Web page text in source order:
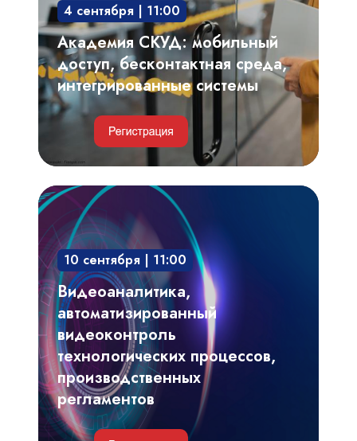
интегрированные
системы
4 сентября | 11:00
Академия СКУД: мобильный
доступ, бесконтактная среда,
интегрированные системы
Видеоаналитика,
автоматизированный
видеоконтроль
технологических
процессов,
производственных
регламентов
10 сентября | 11:00
Видеоаналитика,
автоматизированный
видеоконтроль
технологических процессов,
производственных
регламентов